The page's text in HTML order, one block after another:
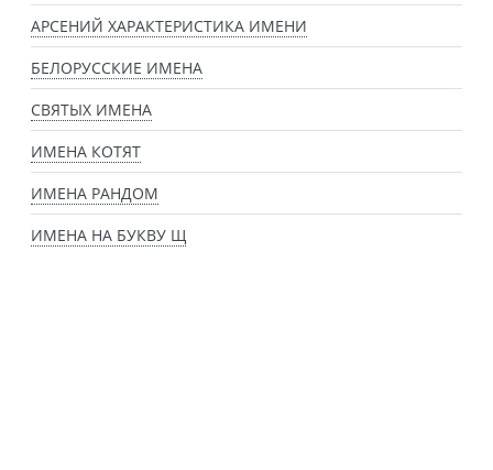
АРСЕНИЙ ХАРАКТЕРИСТИКА ИМЕНИ
БЕЛОРУССКИЕ ИМЕНА
СВЯТЫХ ИМЕНА
ИМЕНА КОТЯТ
ИМЕНА РАНДОМ
ИМЕНА НА БУКВУ Щ